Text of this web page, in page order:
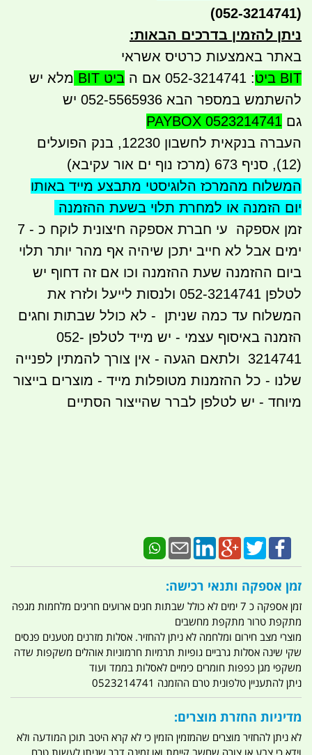
(052-3214741)
ניתן להזמין בדרכים הבאות:
באתר באמצעות כרטיס אשראי
BIT ביט
: 052-3214741 אם ה ביט BIT
מלא יש
להשתמש במספר הבא 052-5565936 יש
גם PAYBOX 0523214741
העברה בנקאית לחשבון 12230, בנק הפועלים
(12), סניף 673 (מרכז נוף ים אור עקיבא)
המשלוח מהמרכז הלוגיסטי מתבצע מייד באותו
יום הזמנה או למחרת תלוי בשעת ההזמנה
זמן אספקה עי חברת אספקה חיצונית לוקח כ - 7
ימים אבל לא חייב יתכן שיהיה אף מהר יותר תלוי
ביום ההזמנה שעת ההזמנה וכו אם זה דחוף יש
לטלפן 052-3214741 ולנסות לייעל ולזרז את
המשלוח עד כמה שניתן - לא כולל שבתות וחגים
הזמנה באיסוף עצמי - יש מייד לטלפן 052-
3214741 ולתאם הגעה - אין צורך להמתין לפנייה
שלנו - כל ההזמנות מטופלות מייד - מוצרים בייצור
מיוחד - יש לטלפן לברר שהייצור הסתיים
זמן אספקה ותנאי רכישה:
זמן אספקה כ 7 ימים לא כולל שבתות חגים ארועים חריגים מלחמות מגפה
מתקפת טרור מתקפת מחשבים
מוצרי מצב חירום ומלחמה לא ניתן להחזיר. אסלות מזרנים מטענים פנסים
שקי שינה אסלות גרביים גופיות תרמיות חרמוניות אוהלים משקפות שדה
משקפי מגן כפפות חומרים כימיים לאסלות בממד ועוד
ניתן להתעניין טלפונית טרם ההזמנה 0523214741
מדיניות החזרת מוצרים:
לא ניתן להחזיר מוצרים שהמזמין הזמין כי לא קרא היטב תוכן המודעה ולא
וידא כי צבע או צורה שחשב קיימת ואו זמינה דבר שניתן לעשות טרם